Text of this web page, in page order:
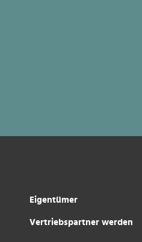
Eigentümer
Vertriebspartner werden